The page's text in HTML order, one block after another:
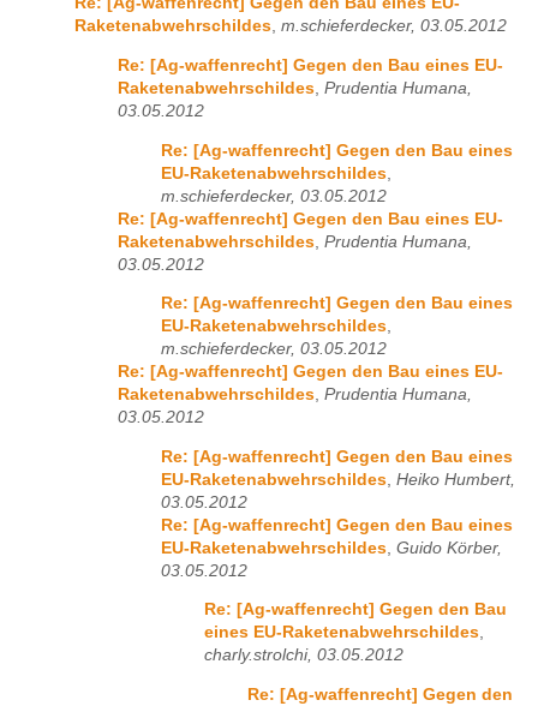
Raketenabwehrschildes, m.schieferdecker, 03.05.2012
Re: [Ag-waffenrecht] Gegen den Bau eines EU-
Raketenabwehrschildes Prudentia Humana,
03.05.2012
Re: [Ag-waffenrecht] Gegen den Bau eines
EU-Raketenabwehrschildes
m.schieferdecker, 03.05.2012
Re: [Ag-waffenrecht] Gegen den Bau eines EU-
Raketenabwehrschildes Prudentia Humana,
03.05.2012
Re: [Ag-waffenrecht] Gegen den Bau eines
EU-Raketenabwehrschildes,
m.schieferdecker, 03.05.2012
Re: [Ag-waffenrecht] Gegen den Bau eines EU-
Raketenabwehrschildes, Prudentia Humana,
03.05.2012
Re: [Ag-waffenrecht] Gegen den Bau eines
EU-Raketenabwehrschildes Heiko Humbert,
03.05.2012
Re: [Ag-waffenrecht] Gegen den Bau eines
EU-Raketenabwehrschildes Guido Körber,
03.05.2012
Re: [Ag-waffenrecht] Gegen den Bau
eines EU-Raketenabwehrschildes,
charly.strolchi, 03.05.2012
Re: [Ag-waffenrecht] Gegen den